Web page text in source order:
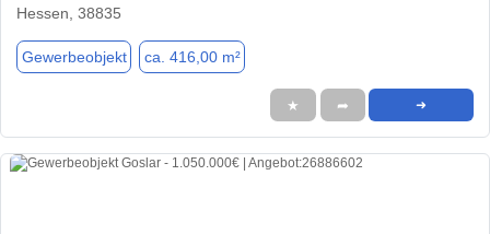
Hessen, 38835
Gewerbeobjekt ca. 416,00 m²
★ ➦ ➜